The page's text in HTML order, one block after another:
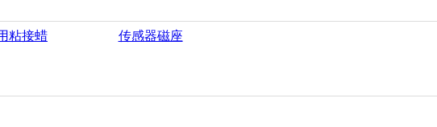
粘接蜡 传感器磁座